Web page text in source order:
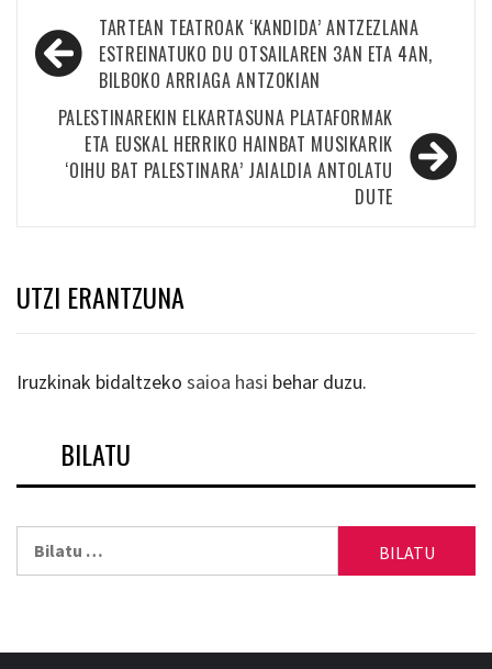
Bidalketetan
zehar
nabigatu
TARTEAN TEATROAK ‘KANDIDA’ ANTZEZLANA
ESTREINATUKO DU OTSAILAREN 3AN ETA 4AN,
BILBOKO ARRIAGA ANTZOKIAN
PALESTINAREKIN ELKARTASUNA PLATAFORMAK
ETA EUSKAL HERRIKO HAINBAT MUSIKARIK
‘OIHU BAT PALESTINARA’ JAIALDIA ANTOLATU
DUTE
UTZI ERANTZUNA
Iruzkinak bidaltzeko saioa hasi behar duzu.
BILATU